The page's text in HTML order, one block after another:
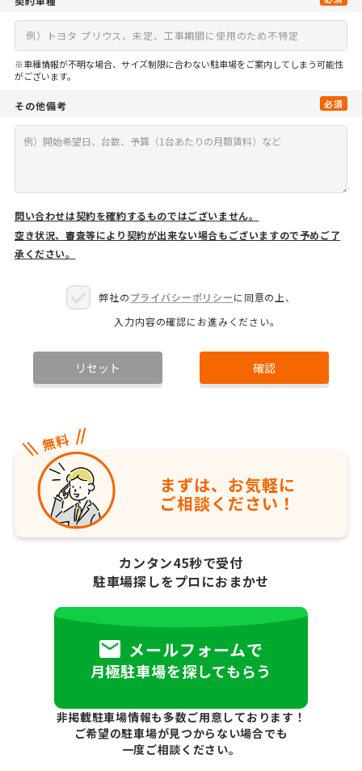
※車種情報が不明な場合、サイズ制限に合わない駐車場をご案内してしまう可能性
がございます。
その他備考 必須
問い合わせは契約を確約するものではございません。
空き状況、審査等により契約が出来ない場合もございますので予めご了
承ください。
弊社のプライバシーポリシーに同意の上、
入力内容の確認にお進みください。
リセット 確認
まずは、お気軽に
ご相談ください！
カンタン45秒で受付
駐車場探しをプロにおまかせ
メールフォームで
月極駐車場を探してもらう
非掲載駐車場情報も多数ご用意しております！
ご希望の駐車場が見つからない場合でも
一度ご相談ください。